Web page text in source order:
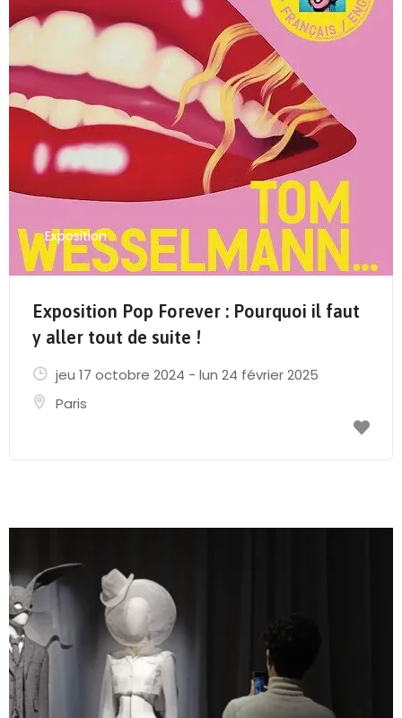
Exposition
Exposition Pop Forever : Pourquoi il faut
y aller tout de suite !
jeu 17 octobre 2024 - lun 24 février 2025
Paris